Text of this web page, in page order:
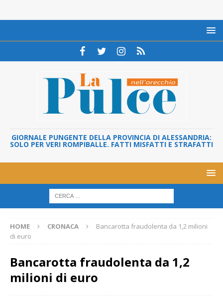
GIORNALE PUNGENTE DELLA PROVINCIA DI ALESSANDRIA:
SOLO PER VERI ROMPIBALLE. FATTI MISFATTI E STRAFATTI
HOME CRONACA
Bancarotta fraudolenta da 1,2 milioni
di euro
Bancarotta fraudolenta da 1,2
milioni di euro